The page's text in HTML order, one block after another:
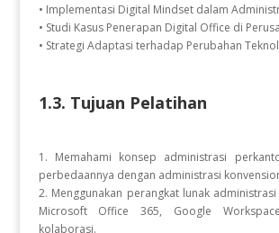
• Implementasi Digital Mindset dalam
• Studi Kasus Penerapan Digital Office di
• Strategi Adaptasi terhadap Perubahan
1.3. Tujuan Pelatihan
1. Memahami konsep administrasi
perbedaannya dengan administrasi
2. Menggunakan perangkat lunak
Microsoft Office 365, Google
kolaborasi.